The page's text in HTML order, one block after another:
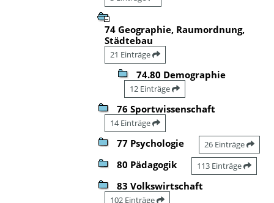
74 Geographie, Raumordnung,
Städtebau
21 Einträge
74.80 Demographie
12 Einträge
76 Sportwissenschaft
14 Einträge
77 Psychologie 26 Einträge
80 Pädagogik 113 Einträge
83 Volkswirtschaft
102 Einträge